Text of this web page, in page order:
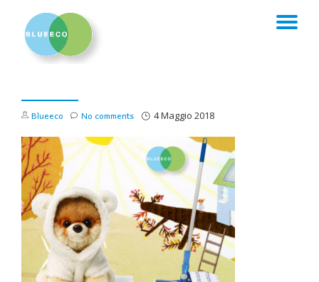
Blueeco 4 Maggio 2018
No comments